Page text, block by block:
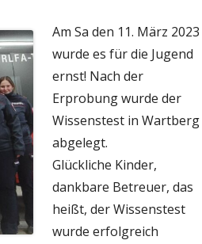
DOWNLOAD
LINKS…
Am Sa den 11. März 2023
wurde es für die Jugend
ernst! Nach der
Erprobung wurde der
Wissenstest in Wartberg
abgelegt.
Glückliche Kinder,
dankbare Betreuer, das
heißt, der Wissenstest
wurde erfolgreich